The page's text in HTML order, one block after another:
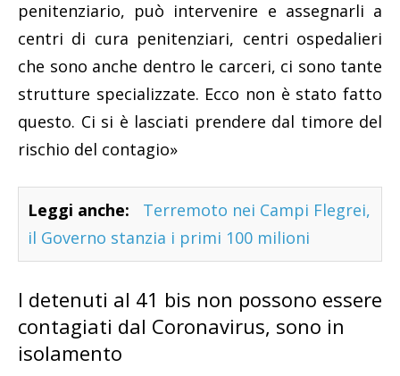
penitenziario, può intervenire e assegnarli a
centri di cura penitenziari, centri ospedalieri
che sono anche dentro le carceri, ci sono tante
strutture specializzate. Ecco non è stato fatto
questo. Ci si è lasciati prendere dal timore del
rischio del contagio»
Leggi anche:
Terremoto nei Campi Flegrei,
il Governo stanzia i primi 100 milioni
I detenuti al 41 bis non possono essere
contagiati dal Coronavirus, sono in
isolamento